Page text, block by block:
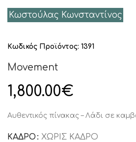
Κωστούλας Κωνσταντίνος
Κωδικός Προϊόντος: 1391
Movement
1,800.00€
Αυθεντικός πίνακας – Λάδι σε
ΚΑΔΡΟ ΧΩΡΙΣ ΚΑΔΡΟ